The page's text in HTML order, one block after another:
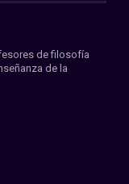
de filosofía
de la